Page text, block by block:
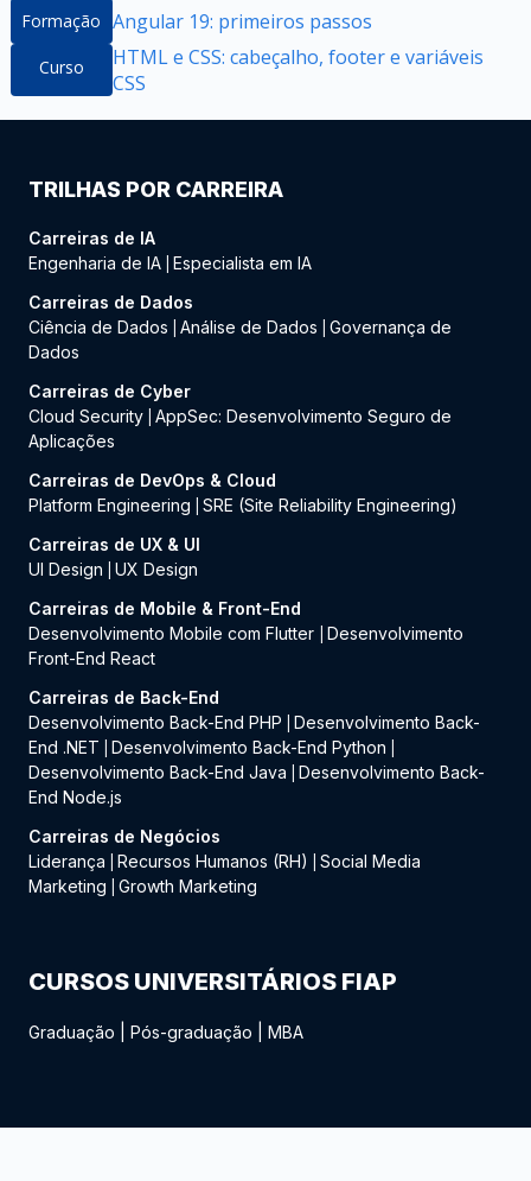
Formação Angular 19: primeiros passos
Curso
HTML e CSS: cabeçalho, footer e variáveis
CSS
TRILHAS POR CARREIRA
Carreiras de IA
Engenharia de IA Especialista em IA
Carreiras de Dados
Ciência de Dados
Análise de Dados
Governança de
Dados
Carreiras de Cyber
Cloud Security AppSec: Desenvolvimento Seguro de
Aplicações
Carreiras de DevOps & Cloud
Platform Engineering
SRE (Site Reliability Engineering)
Carreiras de UX & UI
UI Design
UX Design
Carreiras de Mobile & Front-End
Desenvolvimento Mobile com Flutter
Desenvolvimento
Front-End React
Carreiras de Back-End
Desenvolvimento Back-End PHP
Desenvolvimento Back-
End .NET
Desenvolvimento Back-End Python
Desenvolvimento Back-End Java
Desenvolvimento Back-
End Node.js
Carreiras de Negócios
Liderança
Recursos Humanos (RH)
Social Media
Marketing
Growth Marketing
CURSOS UNIVERSITÁRIOS FIAP
Graduação Pós-graduação MBA